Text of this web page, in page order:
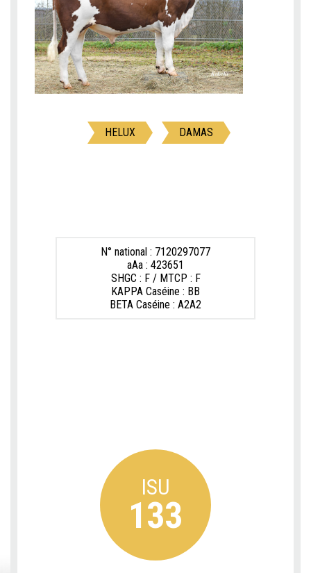
HELUX DAMAS
N° national : 7120297077
aAa : 423651
SHGC : F / MTCP : F
KAPPA Caséine : BB
BETA Caséine : A2A2
ISU
133